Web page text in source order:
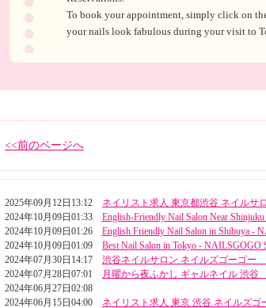
To book your appointment, simply click on
your nails look fabulous during your visit to
<<前のページへ
2025年09月12日13:12 ネイリスト求人 東京都渋谷 ネイルサ
2024年10月09日01:33 English-Friendly Nail Salon Near
2024年10月09日01:26 English Friendly Nail Salon in Shibuya -
2024年10月09日01:09 Best Nail Salon in Tokyo - NAILSGOGO
2024年07月30日14:17 渋谷ネイルサロン ネイルズゴーゴー
2024年07月28日07:01
月曜から夜ふかし ギャルネイル 渋
2024年06月27日02:08
2024年06月15日04:00 ネイリスト求人 東京 渋谷 ネイルズ